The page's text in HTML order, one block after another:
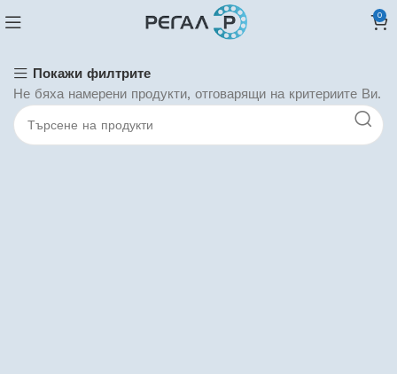
0
Покажи филтрите
Не бяха намерени продукти, отговарящи на критериите Ви.